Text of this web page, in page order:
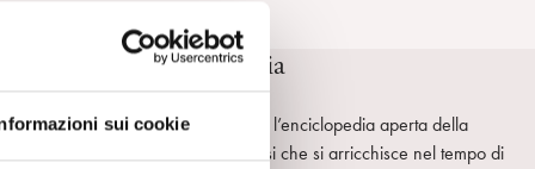
sui cookie
SpiPedia
SpiPedia è l’enciclopedia aperta della
psicoanalisi che si arricchisce nel tempo di